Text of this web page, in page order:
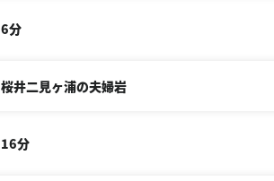
6分
桜井二見ヶ浦の夫婦岩
16分